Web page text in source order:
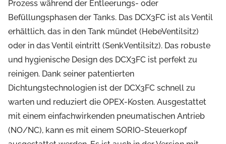
Prozess während der Entleerungs- oder
Befüllungsphasen der Tanks. Das DCX3FC ist als Ventil
erhältlich, das in den Tank mündet (HebeVentilsitz)
oder in das Ventil eintritt (SenkVentilsitz). Das robuste
und hygienische Design des DCX3FC ist perfekt zu
reinigen. Dank seiner patentierten
Dichtungstechnologien ist der DCX3FC schnell zu
warten und reduziert die OPEX-Kosten. Ausgestattet
mit einem einfachwirkenden pneumatischen Antrieb
(NO/NC), kann es mit einem SORIO-Steuerkopf